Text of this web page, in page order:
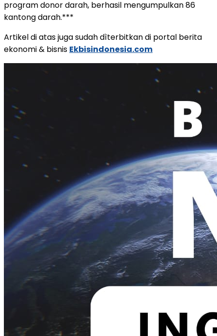
program donor darah, berhasil mengumpulkan 86
kantong darah.***
Artikel di atas juga sudah dìterbitkan di portal berita
ekonomi & bisnis Ekbisindonesia.com